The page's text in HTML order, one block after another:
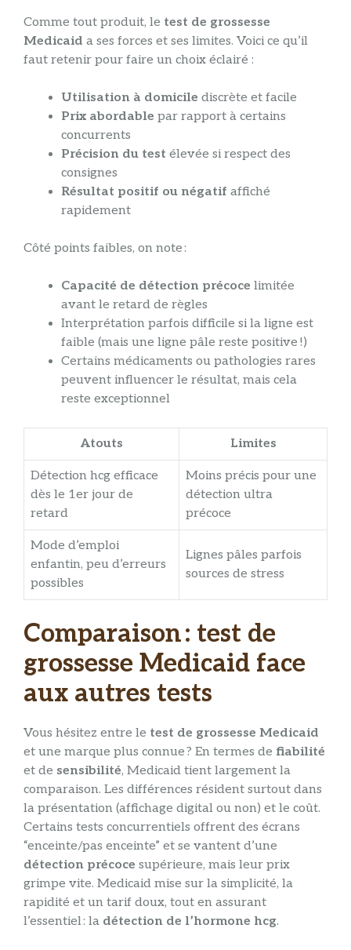
Comme tout produit, le test de grossesse
Medicaid a ses forces et ses limites. Voici ce qu’il
faut retenir pour faire un choix éclairé :
Utilisation à domicile discrète et facile
Prix abordable par rapport à certains
concurrents
Précision du test élevée si respect des
consignes
Résultat positif ou négatif affiché
rapidement
Côté points faibles, on note :
Capacité de détection précoce limitée
avant le retard de règles
Interprétation parfois difficile si la ligne est
faible (mais une ligne pâle reste positive !)
Certains médicaments ou pathologies rares
peuvent influencer le résultat, mais cela
reste exceptionnel
Atouts Limites
Détection hcg efficace
dès le 1er jour de
retard
Moins précis pour une
détection ultra
précoce
Mode d’emploi
enfantin, peu d’erreurs
possibles
Lignes pâles parfois
sources de stress
Comparaison : test de
grossesse Medicaid face
aux autres tests
Vous hésitez entre le test de grossesse Medicaid
et une marque plus connue ? En termes de fiabilité
et de sensibilité, Medicaid tient largement la
comparaison. Les différences résident surtout dans
la présentation (affichage digital ou non) et le coût.
Certains tests concurrentiels offrent des écrans
“enceinte/pas enceinte” et se vantent d’une
détection précoce supérieure, mais leur prix
grimpe vite. Medicaid mise sur la simplicité, la
rapidité et un tarif doux, tout en assurant
l’essentiel : la détection de l’hormone hcg.